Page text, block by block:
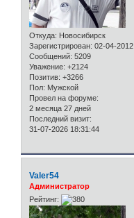
Откуда: Новосибирск
Зарегистрирован: 02-04-2012
Сообщений: 5209
Уважение: +2124
Позитив: +3266
Пол: Мужской
Провел на форуме:
2 месяца 27 дней
Последний визит:
31-07-2026 18:31:44
Valer54
Администратор
Рейтинг: